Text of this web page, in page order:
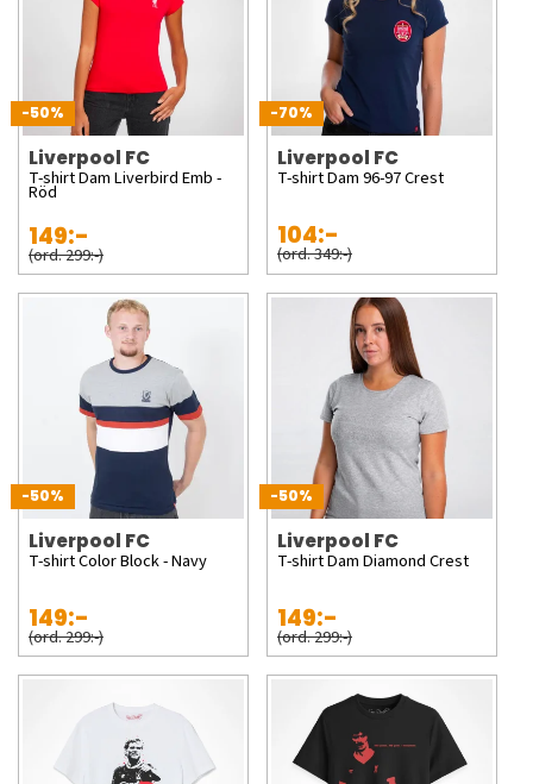
-50%
Liverpool FC
T-shirt Dam Liverbird Emb -
Röd
149:-
(ord. 299:-)
-70%
Liverpool FC
T-shirt Dam 96-97 Crest
104:-
(ord. 349:-)
-50%
Liverpool FC
T-shirt Color Block - Navy
149:-
(ord. 299:-)
-50%
Liverpool FC
T-shirt Dam Diamond Crest
149:-
(ord. 299:-)